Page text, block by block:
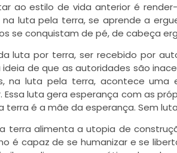
ao estilo de vida anterior é
na luta pela terra, se aprende a
se conquistam de pé, de cabeça
luta por terra, ser recebido por
de que as autoridades são
na luta pela terra, acontece
Essa luta gera esperança com as
terra é a mãe da esperança. Sem
terra alimenta a utopia de
é capaz de se humanizar e se